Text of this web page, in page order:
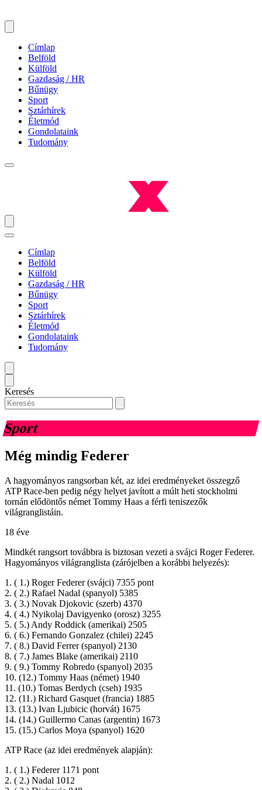
Címlap
Belföld
Külföld
Gazdaság / HR
Bűnügy
Sport
Sztárhírek
Életmód
Gondolataink
Tudomány
Címlap
Belföld
Külföld
Gazdaság / HR
Bűnügy
Sport
Sztárhírek
Életmód
Gondolataink
Tudomány
Keresés
Sport
Még mindig Federer
A hagyományos rangsorban két, az idei eredményeket összegző
ATP Race-ben pedig négy helyet javított a múlt heti stockholmi
tornán elődöntős német Tommy Haas a férfi teniszezők
világranglistáin.
18 éve
Mindkét rangsort továbbra is biztosan vezeti a svájci Roger Federer.
Hagyományos világranglista (zárójelben a korábbi helyezés):
1. ( 1.) Roger Federer (svájci) 7355 pont
2. ( 2.) Rafael Nadal (spanyol) 5385
3. ( 3.) Novak Djokovic (szerb) 4370
4. ( 4.) Nyikolaj Davigyenko (orosz) 3255
5. ( 5.) Andy Roddick (amerikai) 2505
6. ( 6.) Fernando Gonzalez (chilei) 2245
7. ( 8.) David Ferrer (spanyol) 2130
8. ( 7.) James Blake (amerikai) 2110
9. ( 9.) Tommy Robredo (spanyol) 2035
10. (12.) Tommy Haas (német) 1940
11. (10.) Tomas Berdych (cseh) 1935
12. (11.) Richard Gasquet (francia) 1885
13. (13.) Ivan Ljubicic (horvát) 1675
14. (14.) Guillermo Canas (argentin) 1673
15. (15.) Carlos Moya (spanyol) 1620
ATP Race (az idei eredmények alapján):
1. ( 1.) Federer 1171 pont
2. ( 2.) Nadal 1012